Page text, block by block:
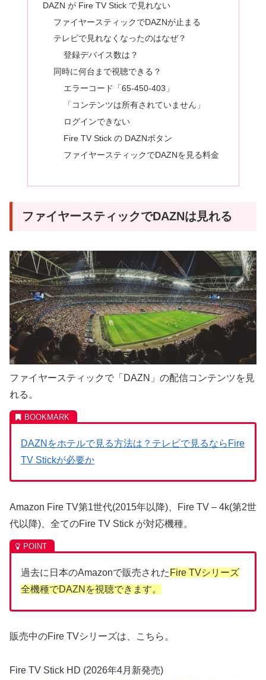
DAZN が Fire TV Stick で見れない
ファイヤースティックでDAZNが止まる
テレビで見れなくなったのはなぜ？
登録デバイス数は？
同時に何台まで視聴できる？
エラーコード「65-450-403」
「コンテンツは所有されていません」
ログインできない
Fire TV Stick の DAZNボタン
ファイヤースティックでDAZNを見る料金
ファイヤースティックでDAZNは見れる
ファイヤースティックで「DAZN」の配信コンテンツを見
れる。
DAZNをホテルで見る方法は？テレビで見るならFire
TV Stickが必要か
Amazon Fire TV第1世代(2015年以降)、Fire TV – 4k(第2世
代以降)、全てのFire TV Stick が対応機種。
過去に日本のAmazonで販売された Fire TVシリーズ
全機種でDAZNを視聴できます。
販売中のFire TVシリーズは、こちら。
Fire TV Stick HD (2026年4月新発売)